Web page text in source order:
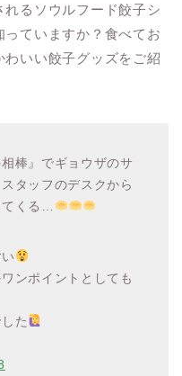
るソウルフード餃子シ
ていますか？食べてお
いい餃子グッズをご紹
棒』でギョウザのサ
タッフのデスクから
くる…
ンポイントとしても
た